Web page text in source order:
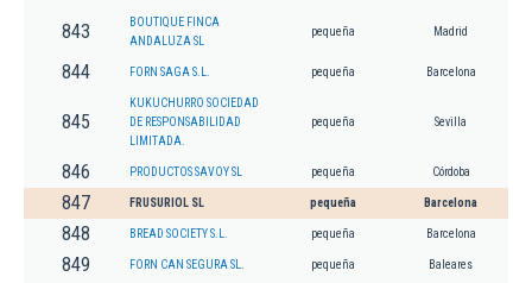
843
BOUTIQUE FINCA
ANDALUZA SL
pequeña Madrid
844 FORN SAGA S.L. pequeña Barcelona
845
KUKUCHURRO SOCIEDAD
DE RESPONSABILIDAD
LIMITADA.
pequeña Sevilla
846 PRODUCTOS SAVOY SL pequeña Córdoba
847 FRUSURIOL SL pequeña Barcelona
848 BREAD SOCIETY S.L. pequeña Barcelona
849 FORN CAN SEGURA SL. pequeña Baleares